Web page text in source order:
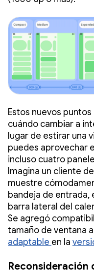
Estos nuevos
cuándo cambiar a
lugar de estirar una
puedes aprovechar
incluso cuatro
Imagina un cliente
muestre
bandeja de entrada,
barra lateral del
Se agregó
tamaño de ventana a
adaptable en la
Reconsideración